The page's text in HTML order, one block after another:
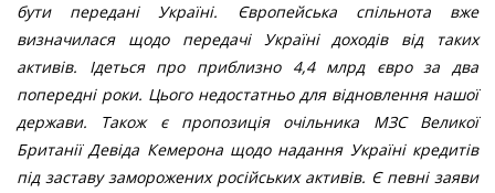
бути передані Україні. Європейська спільнота вже
визначилася щодо передачі Україні доходів від таких
активів. Ідеться про приблизно 4,4 млрд євро за два
попередні роки. Цього недостатньо для відновлення нашої
держави. Також є пропозиція очільника МЗС Великої
Британії Девіда Кемерона щодо надання Україні кредитів
під заставу заморожених російських активів. Є певні заяви